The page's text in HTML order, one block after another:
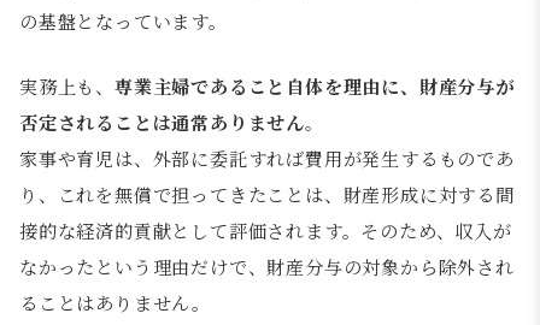
の基盤となっています。
実務上も、 専業主婦であること自体を理由に、財産分与が
否定されることは通常ありません。
家事や育児は、外部に委託すれば費用が発生するものであ
り、これを無償で担ってきたことは、財産形成に対する間
接的な経済的貢献として評価されます。そのため、収入が
なかったという理由だけで、財産分与の対象から除外され
ることはありません。